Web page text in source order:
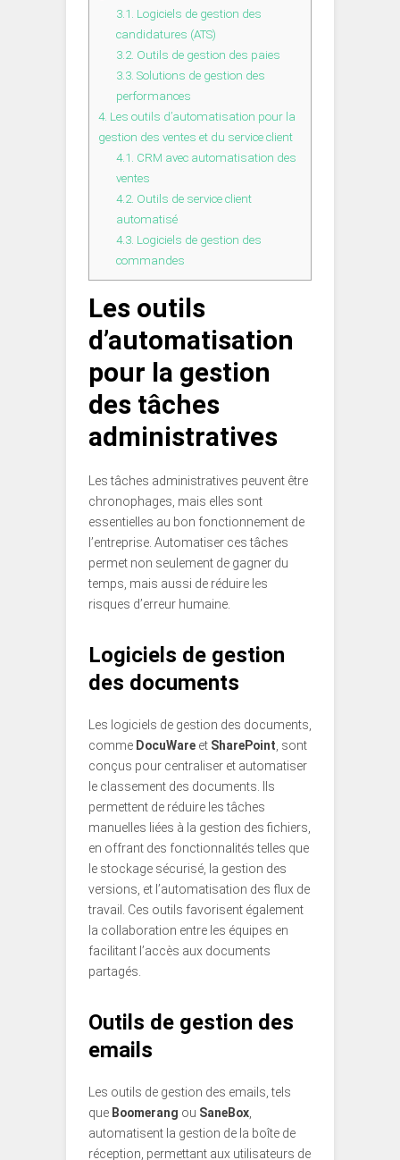
3.1. Logiciels de gestion des
candidatures (ATS)
3.2. Outils de gestion des paies
3.3. Solutions de gestion des
performances
4. Les outils d’automatisation pour la
gestion des ventes et du service client
4.1. CRM avec automatisation des
ventes
4.2. Outils de service client
automatisé
4.3. Logiciels de gestion des
commandes
Les outils
d’automatisation
pour la gestion
des tâches
administratives
Les tâches administratives peuvent être
chronophages, mais elles sont
essentielles au bon fonctionnement de
l’entreprise. Automatiser ces tâches
permet non seulement de gagner du
temps, mais aussi de réduire les
risques d’erreur humaine.
Logiciels de gestion
des documents
Les logiciels de gestion des documents,
comme DocuWare et SharePoint , sont
conçus pour centraliser et automatiser
le classement des documents. Ils
permettent de réduire les tâches
manuelles liées à la gestion des fichiers,
en offrant des fonctionnalités telles que
le stockage sécurisé, la gestion des
versions, et l’automatisation des flux de
travail. Ces outils favorisent également
la collaboration entre les équipes en
facilitant l’accès aux documents
partagés.
Outils de gestion des
emails
Les outils de gestion des emails, tels
que Boomerang ou SaneBox
automatisent la gestion de la boîte de
réception, permettant aux utilisateurs de